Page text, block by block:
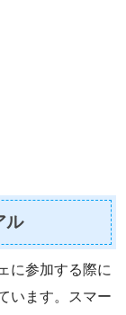
ル
に参加する際に
います。スマー